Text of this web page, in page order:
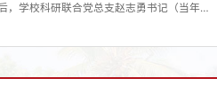
，学校科研联合党总支赵志勇书记（当年班